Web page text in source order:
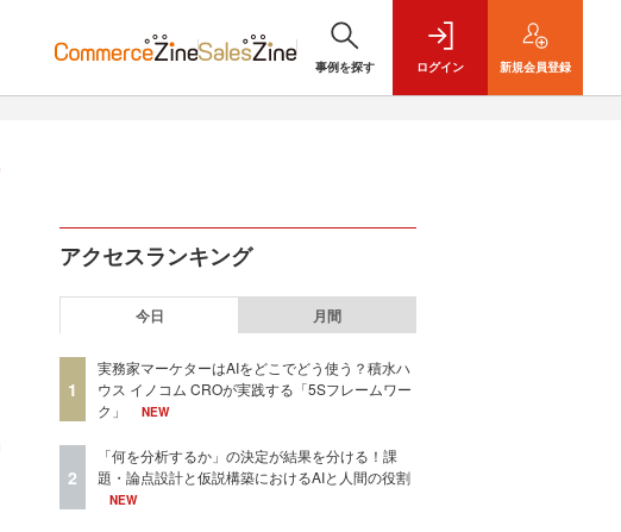
事例を探す ログイン 新規会員登録
アクセスランキング
今日 月間
1
実務家マーケターはAIをどこでどう使う？積水ハ
ウス イノコム CROが実践する「5Sフレームワー
ク」
NEW
2
「何を分析するか」の決定が結果を分ける！課
題・論点設計と仮説構築におけるAIと人間の役割
NEW